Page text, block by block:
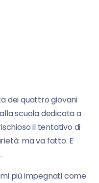
dei quattro giovani
scuola dedicata a
il tentativo di
ma va fatto. E
più impegnati come